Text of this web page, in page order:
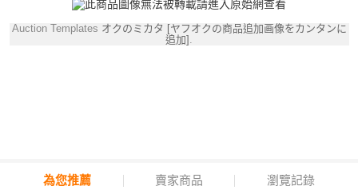
Auction Templates オクのミカタ [ヤフオクの商品追加画像をカンタンに
追加] .
為您推薦 賣家商品 瀏覽記錄